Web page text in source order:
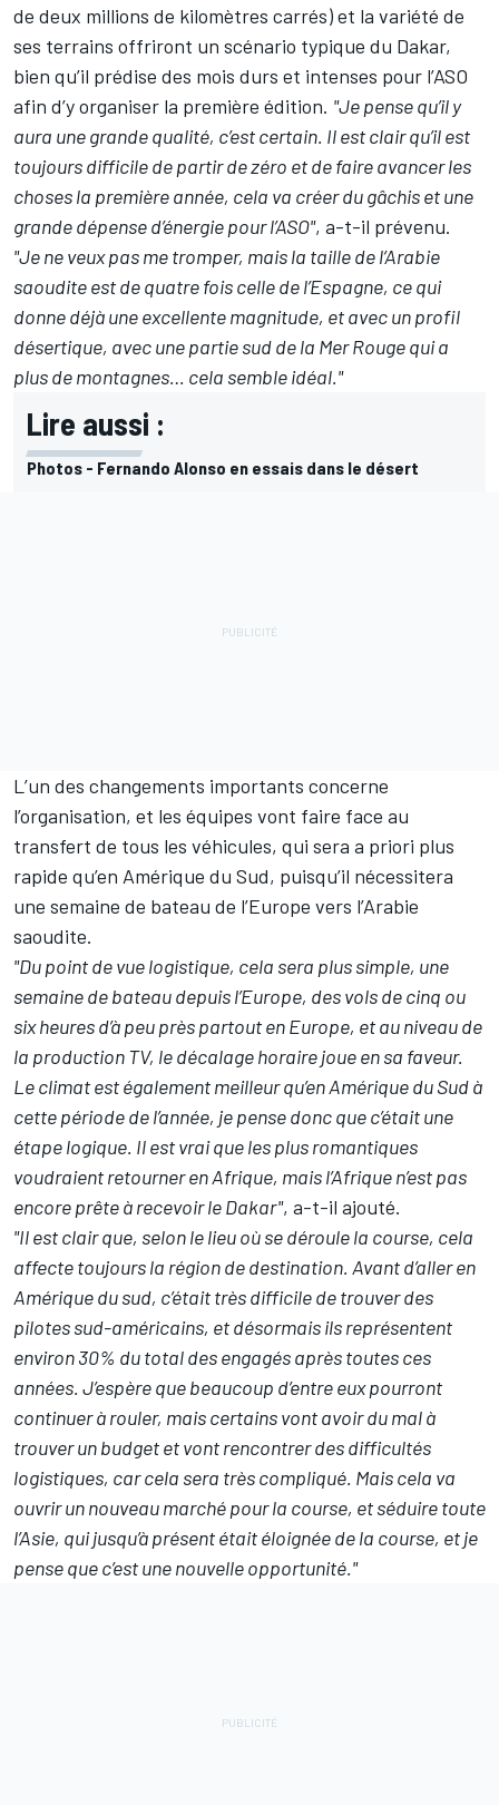
de deux millions de kilomètres carrés) et la variété de
ses terrains offriront un scénario typique du Dakar,
bien qu’il prédise des mois durs et intenses pour l’ASO
afin d’y organiser la première édition. "Je pense qu’il y
aura une grande qualité, c’est certain. Il est clair qu’il est
toujours difficile de partir de zéro et de faire avancer les
choses la première année, cela va créer du gâchis et une
grande dépense d’énergie pour l’ASO", a-t-il prévenu.
"Je ne veux pas me tromper, mais la taille de l’Arabie
saoudite est de quatre fois celle de l’Espagne, ce qui
donne déjà une excellente magnitude, et avec un profil
désertique, avec une partie sud de la Mer Rouge qui a
plus de montagnes… cela semble idéal."
Lire aussi :
Photos - Fernando Alonso en essais dans le désert
L’un des changements importants concerne
l’organisation, et les équipes vont faire face au
transfert de tous les véhicules, qui sera a priori plus
rapide qu’en Amérique du Sud, puisqu’il nécessitera
une semaine de bateau de l’Europe vers l’Arabie
saoudite.
"Du point de vue logistique, cela sera plus simple, une
semaine de bateau depuis l’Europe, des vols de cinq ou
six heures d’à peu près partout en Europe, et au niveau de
la production TV, le décalage horaire joue en sa faveur.
Le climat est également meilleur qu’en Amérique du Sud à
cette période de l’année, je pense donc que c’était une
étape logique. Il est vrai que les plus romantiques
voudraient retourner en Afrique, mais l’Afrique n’est pas
encore prête à recevoir le Dakar", a-t-il ajouté.
"Il est clair que, selon le lieu où se déroule la course, cela
affecte toujours la région de destination. Avant d’aller en
Amérique du sud, c’était très difficile de trouver des
pilotes sud-américains, et désormais ils représentent
environ 30% du total des engagés après toutes ces
années. J’espère que beaucoup d’entre eux pourront
continuer à rouler, mais certains vont avoir du mal à
trouver un budget et vont rencontrer des difficultés
logistiques, car cela sera très compliqué. Mais cela va
ouvrir un nouveau marché pour la course, et séduire toute
l’Asie, qui jusqu’à présent était éloignée de la course, et je
pense que c’est une nouvelle opportunité."